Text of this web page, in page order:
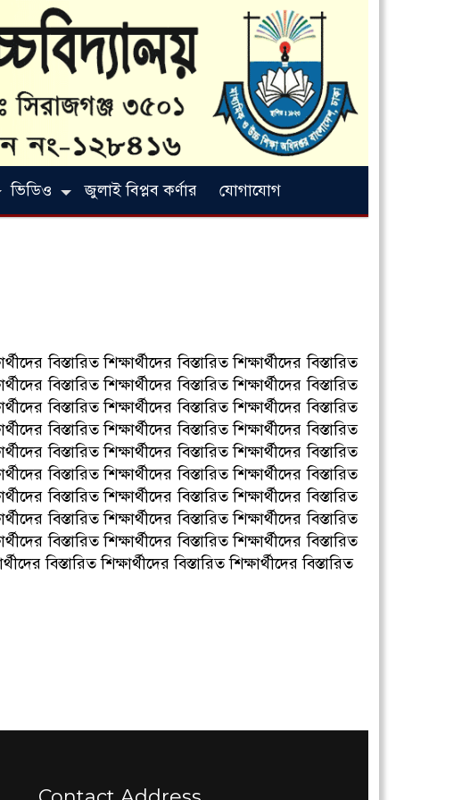
ভিডিও জুলাই বিপ্লব কর্ণার যোগাযোগ
বিস্তারিত শিক্ষার্থীদের বিস্তারিত শিক্ষার্থীদের বিস্তারিত
বিস্তারিত শিক্ষার্থীদের বিস্তারিত শিক্ষার্থীদের বিস্তারিত
বিস্তারিত শিক্ষার্থীদের বিস্তারিত শিক্ষার্থীদের বিস্তারিত
বিস্তারিত শিক্ষার্থীদের বিস্তারিত শিক্ষার্থীদের বিস্তারিত
বিস্তারিত শিক্ষার্থীদের বিস্তারিত শিক্ষার্থীদের বিস্তারিত
বিস্তারিত শিক্ষার্থীদের বিস্তারিত শিক্ষার্থীদের বিস্তারিত
বিস্তারিত শিক্ষার্থীদের বিস্তারিত শিক্ষার্থীদের বিস্তারিত
বিস্তারিত শিক্ষার্থীদের বিস্তারিত শিক্ষার্থীদের বিস্তারিত
বিস্তারিত শিক্ষার্থীদের বিস্তারিত শিক্ষার্থীদের বিস্তারিত
বিস্তারিত শিক্ষার্থীদের বিস্তারিত শিক্ষার্থীদের বিস্তারিত